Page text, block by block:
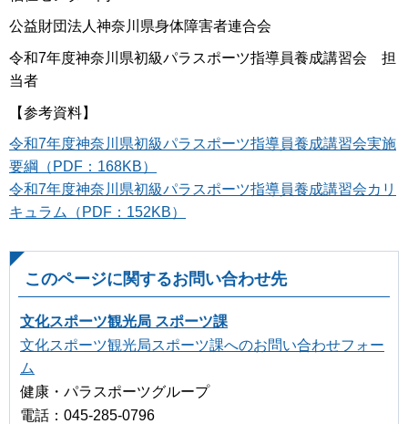
公益財団法人神奈川県身体障害者連合会
令和7年度神奈川県初級パラスポーツ指導員養成講習会 担
当者
【参考資料】
令和7年度神奈川県初級パラスポーツ指導員養成講習会実施
要綱（PDF：168KB）
令和7年度神奈川県初級パラスポーツ指導員養成講習会カリ
キュラム（PDF：152KB）
このページに関するお問い合わせ先
文化スポーツ観光局 スポーツ課
文化スポーツ観光局スポーツ課へのお問い合わせフォー
ム
健康・パラスポーツグループ
電話：045-285-0796